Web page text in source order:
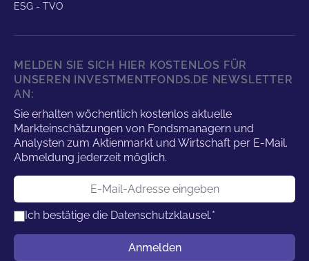
ESG - TVO
MELDEN SIE SICH HIER KOSTENLOS FÜR
UNSEREN INVESTMENTFONDS.DE NEWSLETTER
AN:
Sie erhalten wöchentlich kostenlos aktuelle
Markteinschätzungen von Fondsmanagern und
Analysten zum Aktienmarkt und Wirtschaft per E-Mail.
Abmeldung jederzeit möglich.
E-Mail-Adresse
Ich bestätige die Datenschutzklausel.*
Anmelden